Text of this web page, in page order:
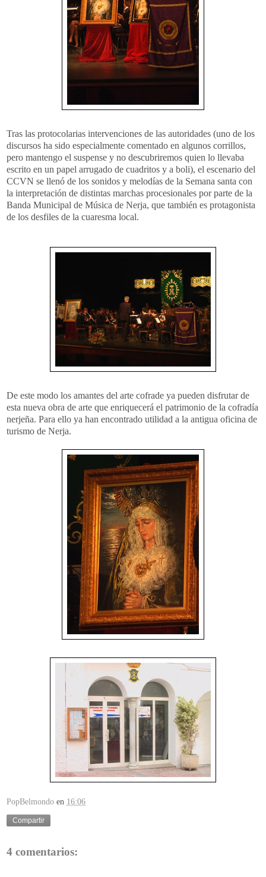
Tras las protocolarias intervenciones de las autoridades (uno de los
discursos ha sido especialmente comentado en algunos corrillos,
pero mantengo el suspense y no descubriremos quien lo llevaba
escrito en un papel arrugado de cuadritos y a boli), el escenario del
CCVN se llenó de los sonidos y melodías de la Semana santa con
la interpretación de distintas marchas procesionales por parte de la
Banda Municipal de Música de Nerja, que también es protagonista
de los desfiles de la cuaresma local.
De este modo los amantes del arte cofrade ya pueden disfrutar de
esta nueva obra de arte que enriquecerá el patrimonio de la cofradía
nerjeña. Para ello ya han encontrado utilidad a la antigua oficina de
turismo de Nerja.
PopBelmondo en 16:06
Compartir
4 comentarios: